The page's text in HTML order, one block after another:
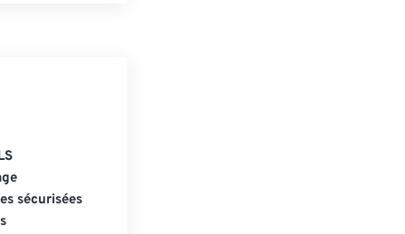
sécurisées